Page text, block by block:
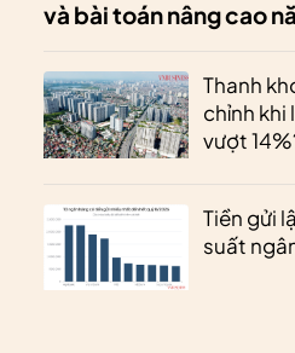
và bài toán nâng cao
Thanh
chỉnh khi
vượt
Tiền gửi
suất